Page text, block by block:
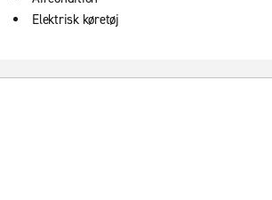
Elektrisk køretøj